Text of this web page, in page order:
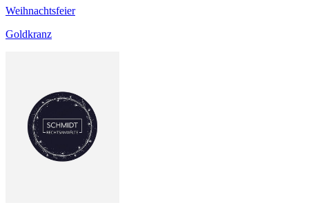
Weihnachtsfeier
Goldkranz